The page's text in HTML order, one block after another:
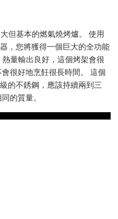
但基本的燃氣燒烤爐。 使用
，您將獲得一個巨大的全功能
量輸出良好，這個烤架會很
很好地烹飪很長時間。 這個
的不銹鋼，應該持續兩到三
的質量。